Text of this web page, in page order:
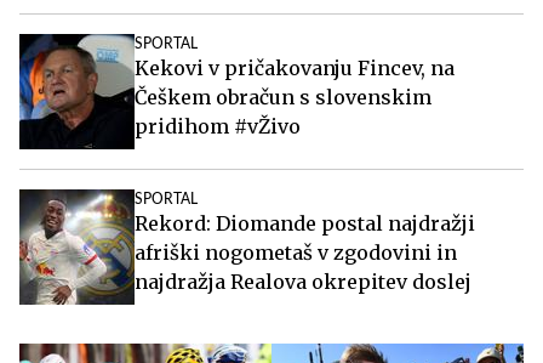
SPORTAL
Kekovi v pričakovanju Fincev, na
Češkem obračun s slovenskim
pridihom #vŽivo
SPORTAL
Rekord: Diomande postal najdražji
afriški nogometaš v zgodovini in
najdražja Realova okrepitev doslej